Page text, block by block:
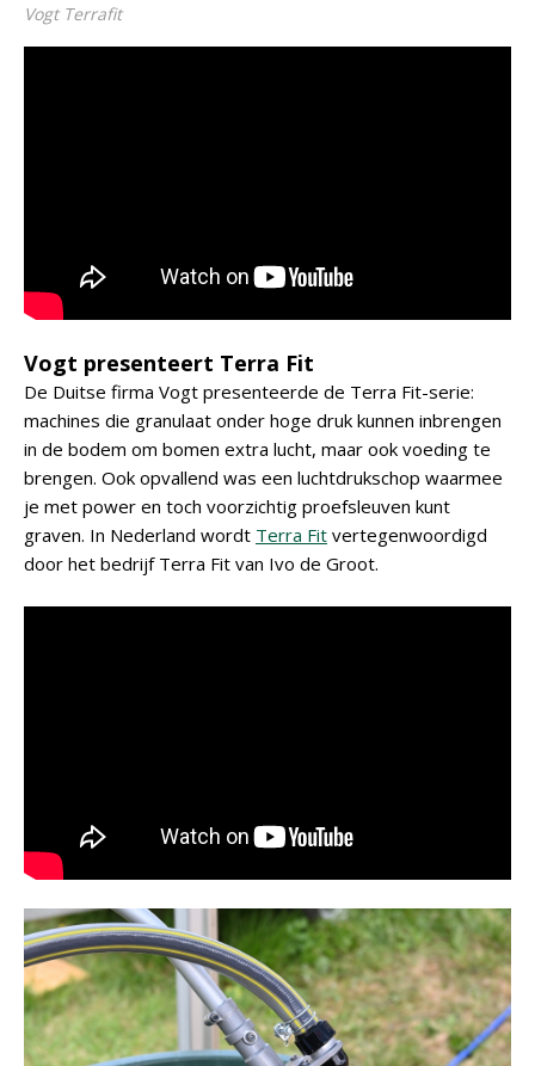
Vogt Terrafit
Vogt presenteert Terra Fit
De Duitse firma Vogt presenteerde de Terra Fit-serie:
machines die granulaat onder hoge druk kunnen inbrengen
in de bodem om bomen extra lucht, maar ook voeding te
brengen. Ook opvallend was een luchtdrukschop waarmee
je met power en toch voorzichtig proefsleuven kunt
graven. In Nederland wordt Terra Fit vertegenwoordigd
door het bedrijf Terra Fit van Ivo de Groot.